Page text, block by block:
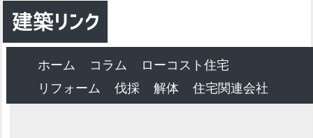
ホーム コラム
ローコスト住宅
リフォーム
伐採 解体 住宅関連会社